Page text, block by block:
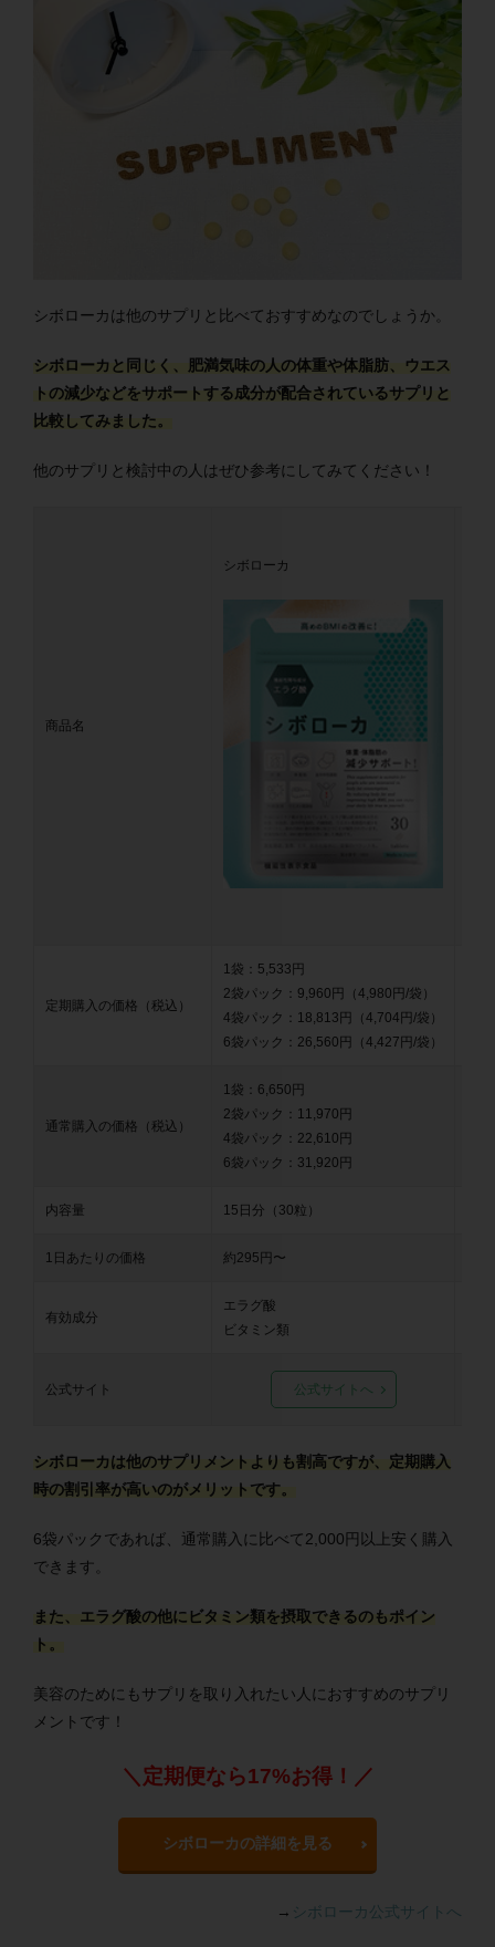
シボローカは他のサプリと比べておすすめなのでしょうか。
シボローカと同じく、肥満気味の人の体重や体脂肪、ウエス
トの減少などをサポートする成分が配合されているサプリと
比較してみました。
他のサプリと検討中の人はぜひ参考にしてみてください！
商品名
シボローカ
定期購入の価格（税込）
1袋：5,533円
2袋パック：9,960円（4,980円/袋）
4袋パック：18,813円（4,704円/袋）
6袋パック：26,560円（4,427円/袋）
通常購入の価格（税込）
1袋：6,650円
2袋パック：11,970円
4袋パック：22,610円
6袋パック：31,920円
内容量 15日分（30粒）
1日あたりの価格 約295円〜
有効成分
エラグ酸
ビタミン類
公式サイト 公式サイトへ
シボローカは他のサプリメントよりも割高ですが、定期購入
時の割引率が高いのがメリットです。
6袋パックであれば、通常購入に比べて2,000円以上安く購入
できます。
また、エラグ酸の他にビタミン類を摂取できるのもポイン
ト。
美容のためにもサプリを取り入れたい人におすすめのサプリ
メントです！
＼定期便なら17%お得！／
シボローカの詳細を見る
→ シボローカ公式サイトへ